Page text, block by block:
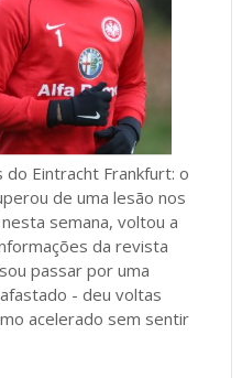
do Eintracht Frankfurt: o
de uma lesão nos
semana, voltou a
da revista
passar por uma
- deu voltas
acelerado sem sentir